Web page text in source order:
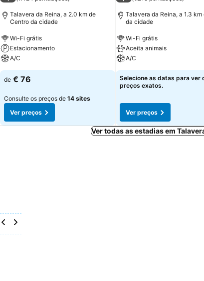
Talavera da Reina, a 2.0 km de
Centro da cidade
Wi-Fi grátis
Estacionamento
A/C
de € 76
Consulte os preços de 14 sites
Ver preços
Talavera da Reina, a 1.3
da cidade
Wi-Fi grátis
Aceita animais
A/C
Selecione as datas para ver
preços exatos.
Ver preços
Ver todas as estadias em